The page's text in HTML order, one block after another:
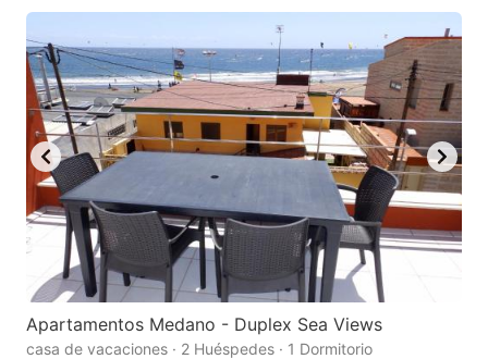
Apartamentos Medano - Duplex Sea Views
casa de vacaciones · 2 Huéspedes · 1 Dormitorio